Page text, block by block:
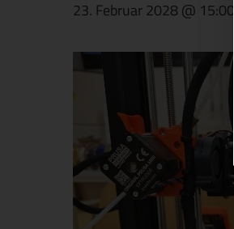
23. Februar 2028 @ 15:00